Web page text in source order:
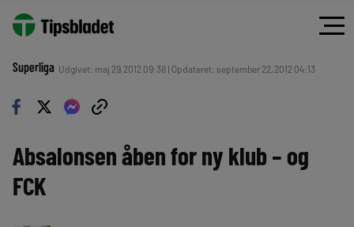
Superliga Udgivet: maj 29, 2012 09:38 | Opdateret: september 22, 2012 04:13
Absalonsen åben for ny klub – og
FCK